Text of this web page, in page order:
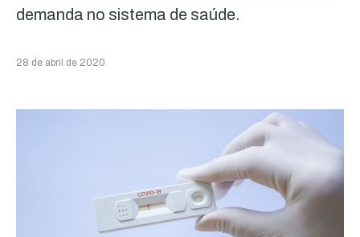
demanda no sistema de saúde.
28 de abril de 2020